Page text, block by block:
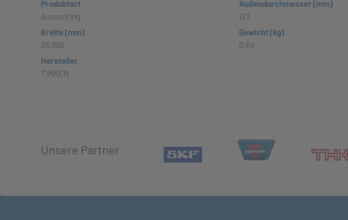
Produktart
Aussenring
Außendurchmesser (mm)
127
Breite (mm)
26,988
Gewicht (kg)
0,64
Hersteller
TIMKEN
Unsere Partner (öffnet in neuem Tab)